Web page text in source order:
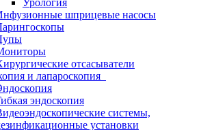
Урология
шприцевые насосы
отсасыватели
и лапароскопия
эндоскопия
системы,
установки